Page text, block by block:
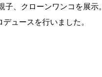
、クローンワンコを展示。
ュースを行いました。